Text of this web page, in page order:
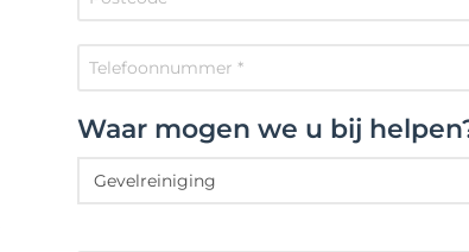
Waar mogen we u bij